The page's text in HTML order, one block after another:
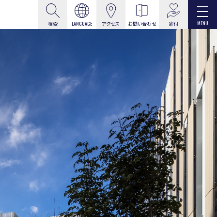
検索 LANGUAGE アクセス お問い合わせ 寄付 MENU